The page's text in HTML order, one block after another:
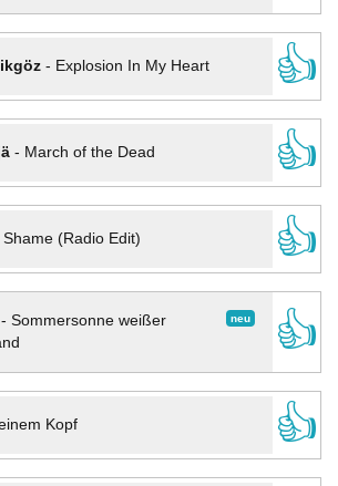
- Explosion In My Heart
👍
- March of the Dead
👍
Shame (Radio Edit)
👍
neu
Sommersonne weißer
👍
Kopf
👍